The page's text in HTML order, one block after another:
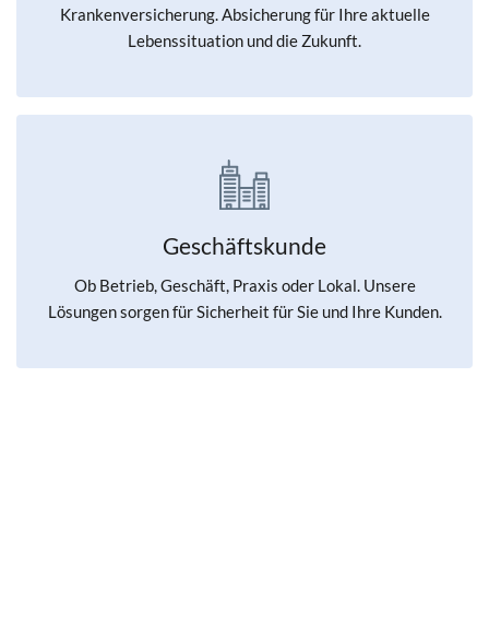
Krankenversicherung. Absicherung für Ihre aktuelle
Lebenssituation und die Zukunft.
Geschäftskunde
Ob Betrieb, Geschäft, Praxis oder Lokal. Unsere
Lösungen sorgen für Sicherheit für Sie und Ihre Kunden.